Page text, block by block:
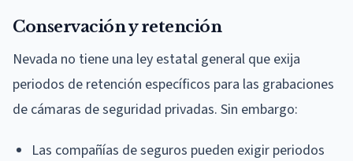
Conservación y retención
Nevada no tiene una ley estatal general que exija
periodos de retención específicos para las grabaciones
de cámaras de seguridad privadas. Sin embargo:
Las compañías de seguros pueden exigir periodos